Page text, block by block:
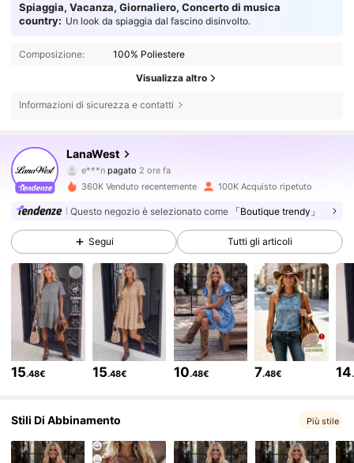
Spiaggia, Vacanza, Giornaliero, Concerto di musica
country: Un look da spiaggia dal fascino disinvolto.
Composizione: 100% Poliestere
Visualizza altro
Informazioni di sicurezza e contatti
LanaWest
4.77
133K Follower
e***n pagato
m***usegue1 ore fa
4.77 133K Follower
4.77 133K Follower
4.77 133K Follower
360K Venduto recentemente 100K Acquisto ripetuto
Questo negozio è selezionato come 「Boutique trendy」
Segui Tutti gli articoli
15.48€ 15.48€ 10.48€ 7.48€ 14
Stili Di Abbinamento Più stile